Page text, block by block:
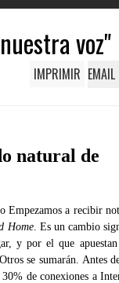
voz"
IMPRIMIR EMAIL
natural de
Empezamos a recibir
Home. Es un cambio
y por el que
se sumarán. Antes
de conexiones a